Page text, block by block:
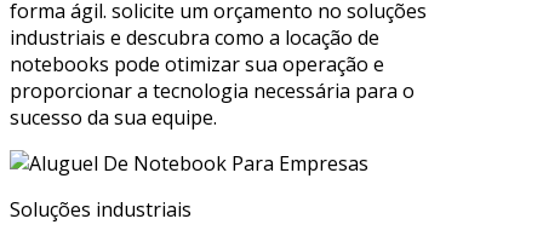
forma ágil. solicite um orçamento no soluções
industriais e descubra como a locação de
notebooks pode otimizar sua operação e
proporcionar a tecnologia necessária para o
sucesso da sua equipe.
Soluções industriais